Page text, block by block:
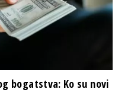
bogatstva: Ko su novi